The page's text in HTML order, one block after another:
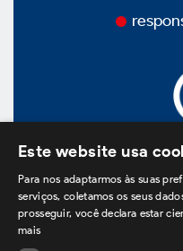
Prêmios
Podcasts
Governança
Este website usa
Para nos adaptarmos às suas
serviços, coletamos os seus
prosseguir, você declara estar
mais